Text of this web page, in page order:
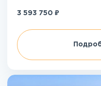
3 593 750 ₽